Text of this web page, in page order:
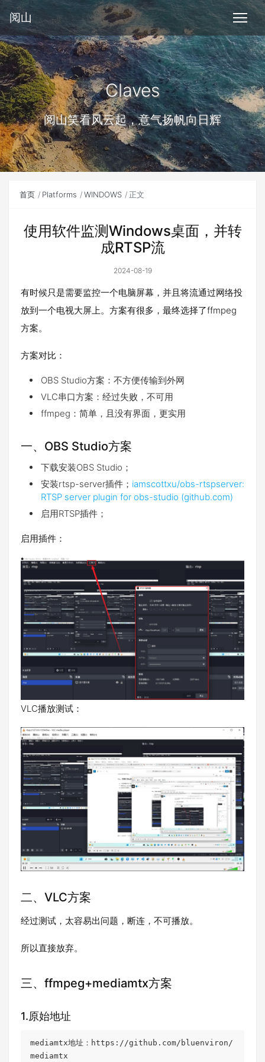
阅山
Claves
阅山笑看风云起，意气扬帆向日辉
首页 Platforms WINDOWS 正文
使用软件监测Windows桌面，并转
成RTSP流
2024-08-19
有时候只是需要监控一个电脑屏幕，并且将流通过网络投
放到一个电视大屏上。方案有很多，最终选择了ffmpeg
方案。
方案对比：
OBS Studio方案：不方便传输到外网
VLC串口方案：经过失败，不可用
ffmpeg：简单，且没有界面，更实用
一、OBS Studio方案
下载安装OBS Studio；
安装rtsp-server插件； iamscottxu/obs-rtspserver:
RTSP server plugin for obs-studio (github.com)
启用RTSP插件；
启用插件：
VLC播放测试：
二、VLC方案
经过测试，太容易出问题，断连，不可播放。
所以直接放弃。
三、ffmpeg+mediamtx方案
1.原始地址
mediamtx地址：https://github.com/bluenviron/
mediamtx